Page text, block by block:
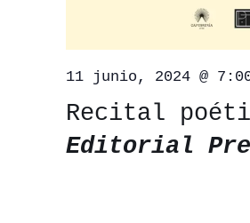
11 junio, 2024 @
Recital
Editorial